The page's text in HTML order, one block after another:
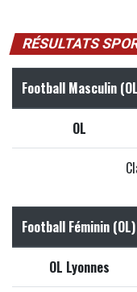
RÉSULTATS
Football Masculin
OL
Football Féminin (OL)
OL Lyonnes